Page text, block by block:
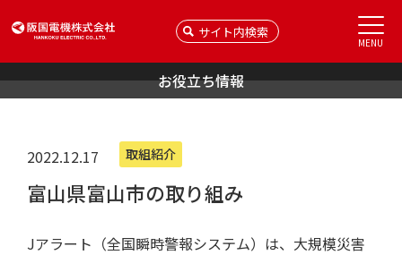
MENU
お役立ち情報
2022.12.17 取組紹介
富山県富山市の取り組み
Jアラート（全国瞬時警報システム）は、大規模災害